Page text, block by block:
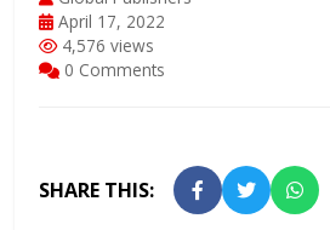
April 17, 2022
4,576 views
0 Comments
SHARE THIS: